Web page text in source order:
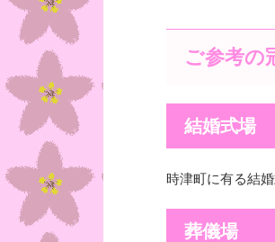
ご参考の
結婚式場
時津町に有る結
葬儀場